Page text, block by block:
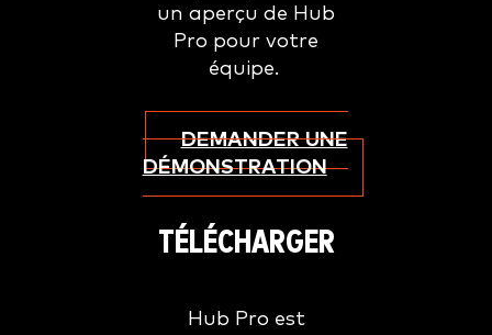
un aperçu de Hub
Pro pour votre
équipe.
DEMANDER UNE
DÉMONSTRATION
TÉLÉCHARGER
Hub Pro est